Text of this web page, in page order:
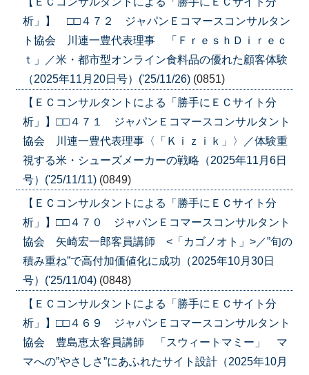
析」】 □□４７２ ジャパンＥコマースコンサルタン
ト協会 川連一豊代表理事 「ＦｒｅｓｈＤｉｒｅｃ
ｔ」／米・都市型オンライン食料品の優れた顧客体験
（2025年11月20日号）('25/11/26) (0851)
【ＥＣコンサルタントによる「勝手にＥＣサイト分
析」】□□４７１ ジャパンＥコマースコンサルタント
協会 川連一豊代表理事〈「Ｋｉｚｉｋ」〉／体験重
視する米・シューズメーカーの戦略（2025年11月6日
号）('25/11/11) (0849)
【ＥＣコンサルタントによる「勝手にＥＣサイト分
析」】□□４７０ ジャパンＥコマースコンサルタント
協会 矢崎宏一郎客員講師 <「カゴノオト」>／”旬の
積み重ね”で高付加価値化に成功（2025年10月30日
号）('25/11/04) (0848)
【ＥＣコンサルタントによる「勝手にＥＣサイト分
析」】□□４６９ ジャパンＥコマースコンサルタント
協会 豊島恵太客員講師 「スウィートマミー」 マ
マへの”やさしさ”にあふれたサイト設計（2025年10月